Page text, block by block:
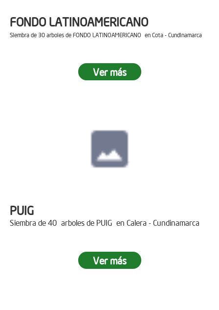
FONDO LATINOAMERICANO
Siembra de 30 arboles de FONDO LATINOAMERICANO en Cota - Cundinamarca
Ver más
PUIG
Siembra de 40 arboles de PUIG en Calera - Cundinamarca
Ver más